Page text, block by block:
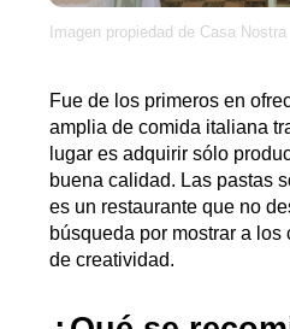
Imagen propiedad de Casa Nostra
Fue de los primeros en
amplia de comida italiana
lugar es adquirir sólo
buena calidad. Las pastas
es un restaurante que no
búsqueda por mostrar a
de creatividad.